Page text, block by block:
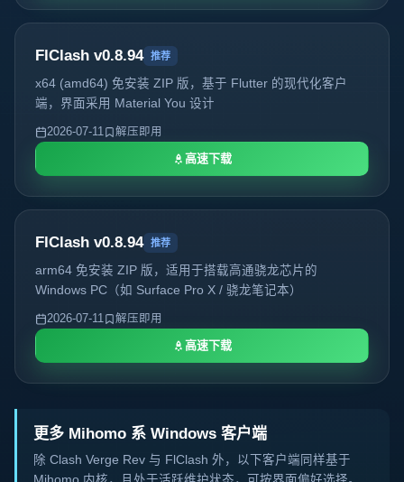
FlClash v0.8.94 推荐
x64 (amd64) 免安装 ZIP 版，基于 Flutter 的现代化客户
端，界面采用 Material You 设计
2026-07-11 解压即用
高速下载
FlClash v0.8.94 推荐
arm64 免安装 ZIP 版，适用于搭载高通骁龙芯片的
Windows PC（如 Surface Pro X / 骁龙笔记本）
2026-07-11 解压即用
高速下载
更多 Mihomo 系 Windows 客户端
除 Clash Verge Rev 与 FlClash 外，以下客户端同样基于